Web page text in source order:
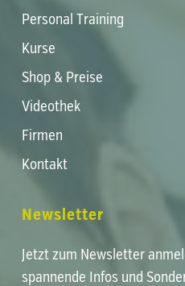
Personal Training
Kurse
Shop & Preise
Videothek
Firmen
Kontakt
Newsletter
Jetzt zum Newsletter
spannende Infos und